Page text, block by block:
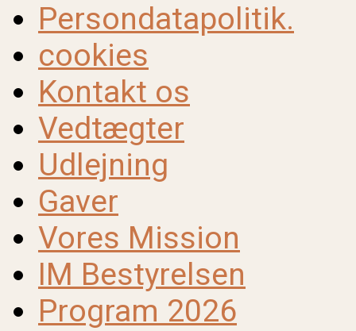
Persondatapolitik.
cookies
Kontakt os
Vedtægter
Udlejning
Gaver
Vores Mission
IM Bestyrelsen
Program 2026